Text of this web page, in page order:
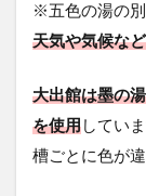
※五色の湯の別
天気や気候な
大出館は墨の
を使用してい
槽ごとに色が